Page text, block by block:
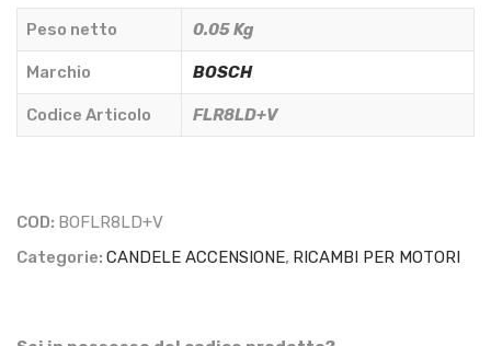
TIPO
+9
BOSCH
Peso netto 0.05 Kg
Marchio BOSCH
Codice Articolo FLR8LD+V
COD: BOFLR8LD+V
Categorie: CANDELE ACCENSIONE, RICAMBI PER MOTORI